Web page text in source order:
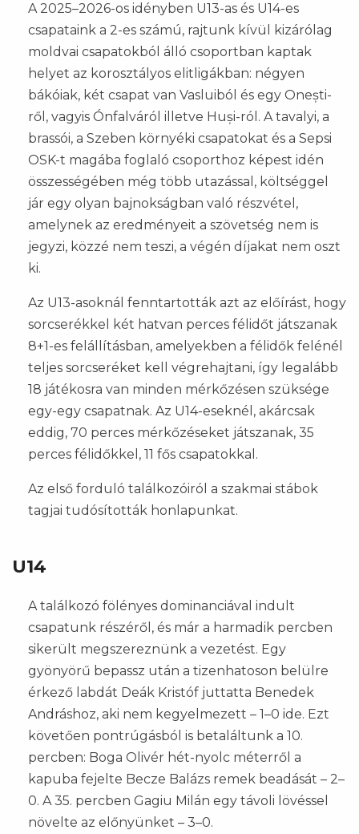
A 2025–2026-os idényben U13-as és U14-es
csapataink a 2-es számú, rajtunk kívül kizárólag
moldvai csapatokból álló csoportban kaptak
helyet az korosztályos elitligákban: négyen
bákóiak, két csapat van Vasluiból és egy Onești-
ről, vagyis Ónfalváról illetve Huși-ról. A tavalyi, a
brassói, a Szeben környéki csapatokat és a Sepsi
OSK-t magába foglaló csoporthoz képest idén
összességében még több utazással, költséggel
jár egy olyan bajnokságban való részvétel,
amelynek az eredményeit a szövetség nem is
jegyzi, közzé nem teszi, a végén díjakat nem oszt
ki.
Az U13-asoknál fenntartották azt az előírást, hogy
sorcserékkel két hatvan perces félidőt játszanak
8+1-es felállításban, amelyekben a félidők felénél
teljes sorcseréket kell végrehajtani, így legalább
18 játékosra van minden mérkőzésen szüksége
egy-egy csapatnak. Az U14-eseknél, akárcsak
eddig, 70 perces mérkőzéseket játszanak, 35
perces félidőkkel, 11 fős csapatokkal.
Az első forduló találkozóiról a szakmai stábok
tagjai tudósították honlapunkat.
U14
A találkozó fölényes dominanciával indult
csapatunk részéről, és már a harmadik percben
sikerült megszereznünk a vezetést. Egy
gyönyörű bepassz után a tizenhatoson belülre
érkező labdát Deák Kristóf juttatta Benedek
Andráshoz, aki nem kegyelmezett – 1–0 ide. Ezt
követően pontrúgásból is betaláltunk a 10.
percben: Boga Olivér hét-nyolc méterről a
kapuba fejelte Becze Balázs remek beadását – 2–
0. A 35. percben Gagiu Milán egy távoli lövéssel
növelte az előnyünket – 3–0.